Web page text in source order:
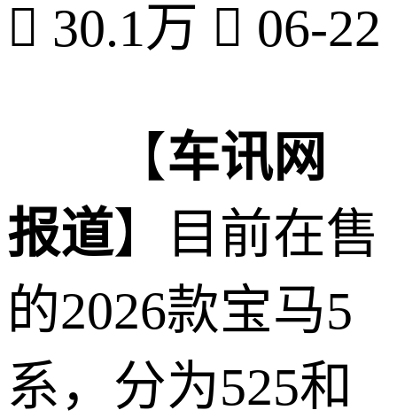
 30.1万  06-22
【车讯网
报道】目前在售
的2026款宝马5
系，分为525和